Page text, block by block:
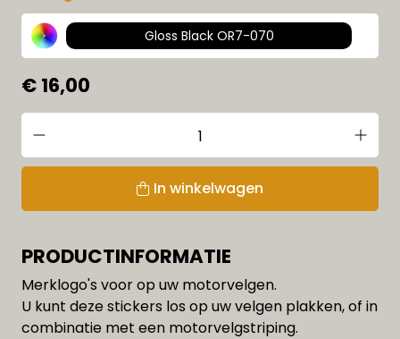
Gloss Black OR7-070
€ 16,00
In winkelwagen
PRODUCTINFORMATIE
Merklogo's voor op uw motorvelgen.
U kunt deze stickers los op uw velgen plakken, of in
combinatie met een motorvelgstriping.